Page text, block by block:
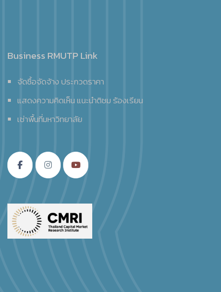
Business RMUTP Link
จัดซื้อจัดจ้าง ประกวดราคา
แสดงความคิดเห็น แนะนำติชม ร้องเรียน
เช่าพื้นที่มหาวิทยาลัย